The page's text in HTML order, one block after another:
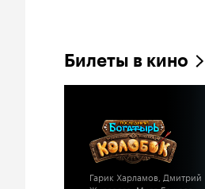
Билеты в кино
Гарик Харламов, Дмитрий